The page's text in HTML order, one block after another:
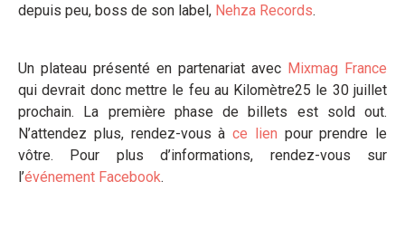
depuis peu, boss de son label, Nehza Records.
Un plateau présenté en partenariat avec Mixmag France
qui devrait donc mettre le feu au Kilomètre25 le 30 juillet
prochain. La première phase de billets est sold out.
N’attendez plus, rendez-vous à ce lien pour prendre le
vôtre. Pour plus d’informations, rendez-vous sur
l’événement Facebook.